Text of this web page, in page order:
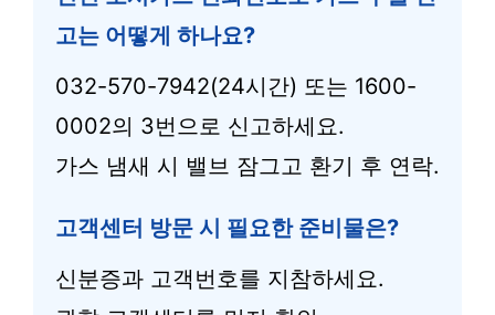
고는 어떻게 하나요?
032-570-7942(24시간) 또는 1600-
0002의 3번으로 신고하세요.
가스 냄새 시 밸브 잠그고 환기 후 연락.
고객센터 방문 시 필요한 준비물은?
신분증과 고객번호를 지참하세요.